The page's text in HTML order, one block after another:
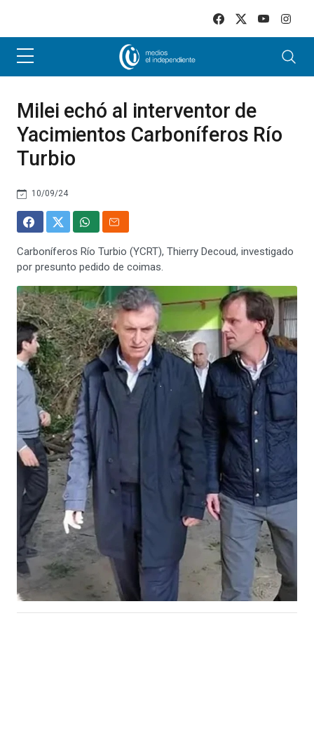
Milei echó al interventor de
Yacimientos Carboníferos Río
Turbio
10/09/24
Carboníferos Río Turbio (YCRT), Thierry Decoud, investigado
por presunto pedido de coimas.